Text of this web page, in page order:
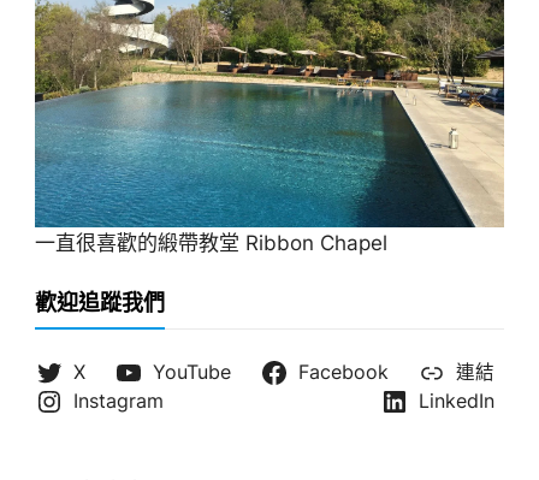
一直很喜歡的緞帶教堂 Ribbon Chapel
歡迎追蹤我們
X YouTube Facebook
連結
Instagram
LinkedIn